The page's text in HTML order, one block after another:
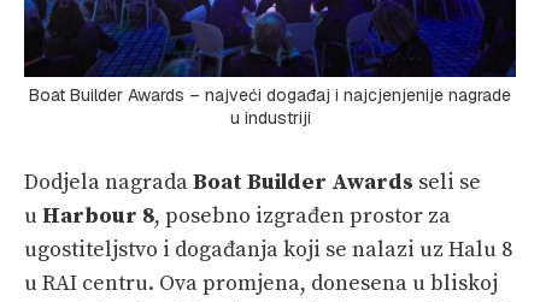
Boat Builder Awards – najveći događaj i najcjenjenije nagrade
u industriji
Dodjela nagradaBoat Builder Awards seli se
u Harbour 8, posebno izgrađen prostor za
ugostiteljstvo i događanja koji se nalazi uz Halu 8
u RAI centru. Ova promjena, donesena u bliskoj